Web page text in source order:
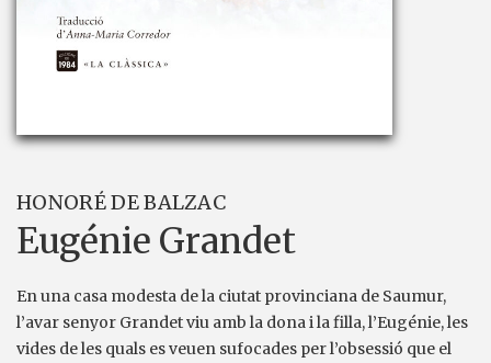
HONORÉ DE BALZAC
Eugénie Grandet
En una casa modesta de la ciutat provinciana de Saumur,
l’avar senyor Grandet viu amb la dona i la filla, l’Eugénie, les
vides de les quals es veuen sufocades per l’obsessió que el